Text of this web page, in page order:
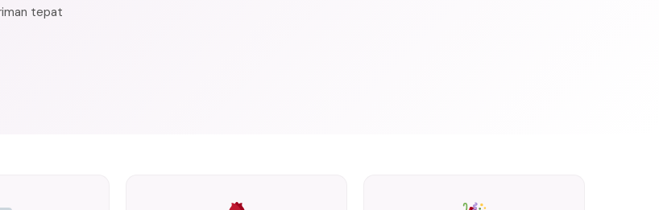
tepat